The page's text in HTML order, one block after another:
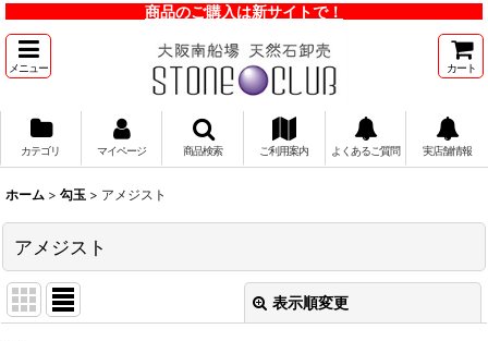
商品のご購入は新サイトで！
メニュー カート
カテゴリ マイページ 商品検索 ご利用案内 よくあるご質問 実店舗情報
ホーム > 勾玉 > アメジスト
アメジスト
表示順変更